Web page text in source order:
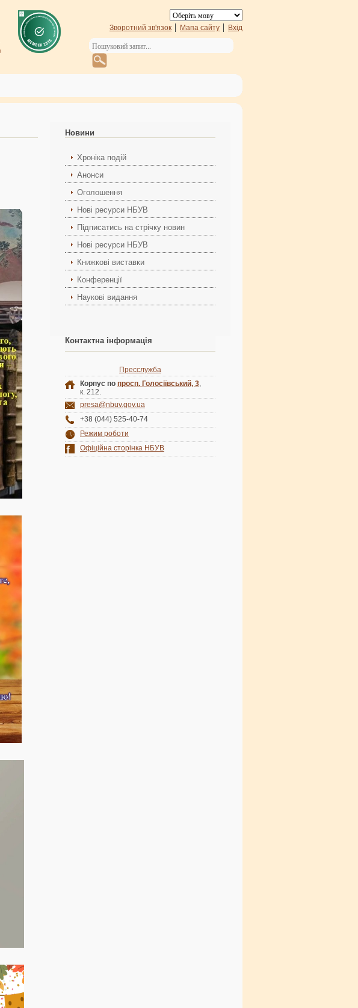
Зворотний зв'язок Мапа сайту Вхід
Новини
Хроніка подій
Анонси
Оголошення
Нові ресурси НБУВ
Підписатись на стрічку новин
Нові ресурси НБУВ
Книжкові виставки
Конференції
Наукові видання
Контактна інформація
Пресслужба
Корпус по просп. Голосіївський, 3,
к. 212.
presa@nbuv.gov.ua
+38 (044) 525-40-74
Режим роботи
Офіційна сторінка НБУВ